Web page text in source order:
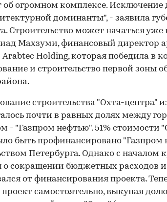
00:00
об огромном комплексе. Исключение
доминанты", - заявила
Строительство может начаться уже
Махзуми, финансовый директор
Holding, которая победила в
и строительство первой зоны
строительства "Охта-центра"
почти в равных долях между
- "Газпром нефтью". 51% стоимости
быть профинансировано "Газпром
Петербурга. Однако с началом
о сокращении бюджетных расходов и
от финансирования проекта.
проект самостоятельно, выкупая